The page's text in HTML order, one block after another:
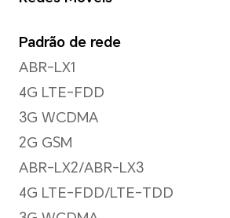
Gravação de vídeo
Compatível com
1080P
Modo Foco